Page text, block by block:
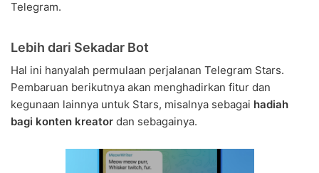
Telegram.
Lebih dari Sekadar Bot
Hal ini hanyalah permulaan perjalanan Telegram Stars.
Pembaruan berikutnya akan menghadirkan fitur dan
kegunaan lainnya untuk Stars, misalnya sebagai hadiah
bagi konten kreator dan sebagainya.